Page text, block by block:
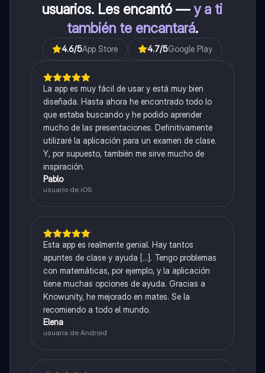
usuarios. Les encantó —y a ti
también te encantará.
4.6/5App Store 4.7/5Google Play
La app es muy fácil de usar y está muy bien
diseñada. Hasta ahora he encontrado todo lo
que estaba buscando y he podido aprender
mucho de las presentaciones. Definitivamente
utilizaré la aplicación para un examen de clase.
Y, por supuesto, también me sirve mucho de
inspiración.
Pablo
usuario de iOS
Esta app es realmente genial. Hay tantos
apuntes de clase y ayuda [...]. Tengo problemas
con matemáticas, por ejemplo, y la aplicación
tiene muchas opciones de ayuda. Gracias a
Knowunity, he mejorado en mates. Se la
recomiendo a todo el mundo.
Elena
usuaria de Android